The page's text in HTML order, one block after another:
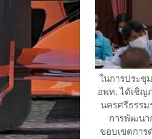
ในการประชุ
อพท. ได้เชิญ
นครศรีธรร
การพัฒนา
ขอบเขตการ